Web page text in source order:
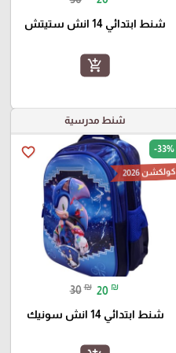
شنط ابتدائي 14 انش ستيتش
add_shopping_cart
شنط مدرسية
favorite_border -33%
كولكشن 2026
30 ₪ 20 ₪
شنط ابتدائي 14 انش سونيك